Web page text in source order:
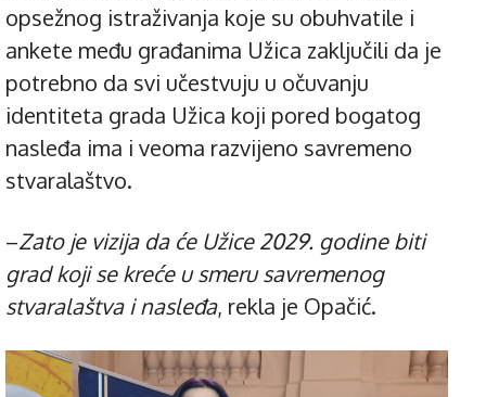
opsežnog istraživanja koje su obuhvatile i
ankete među građanima Užica zaključili da je
potrebno da svi učestvuju u očuvanju
identiteta grada Užica koji pored bogatog
nasleđa ima i veoma razvijeno savremeno
stvaralaštvo.
–Zato je vizija da će Užice 2029. godine biti
grad koji se kreće u smeru savremenog
stvaralaštva i nasleđa, rekla je Opačić.